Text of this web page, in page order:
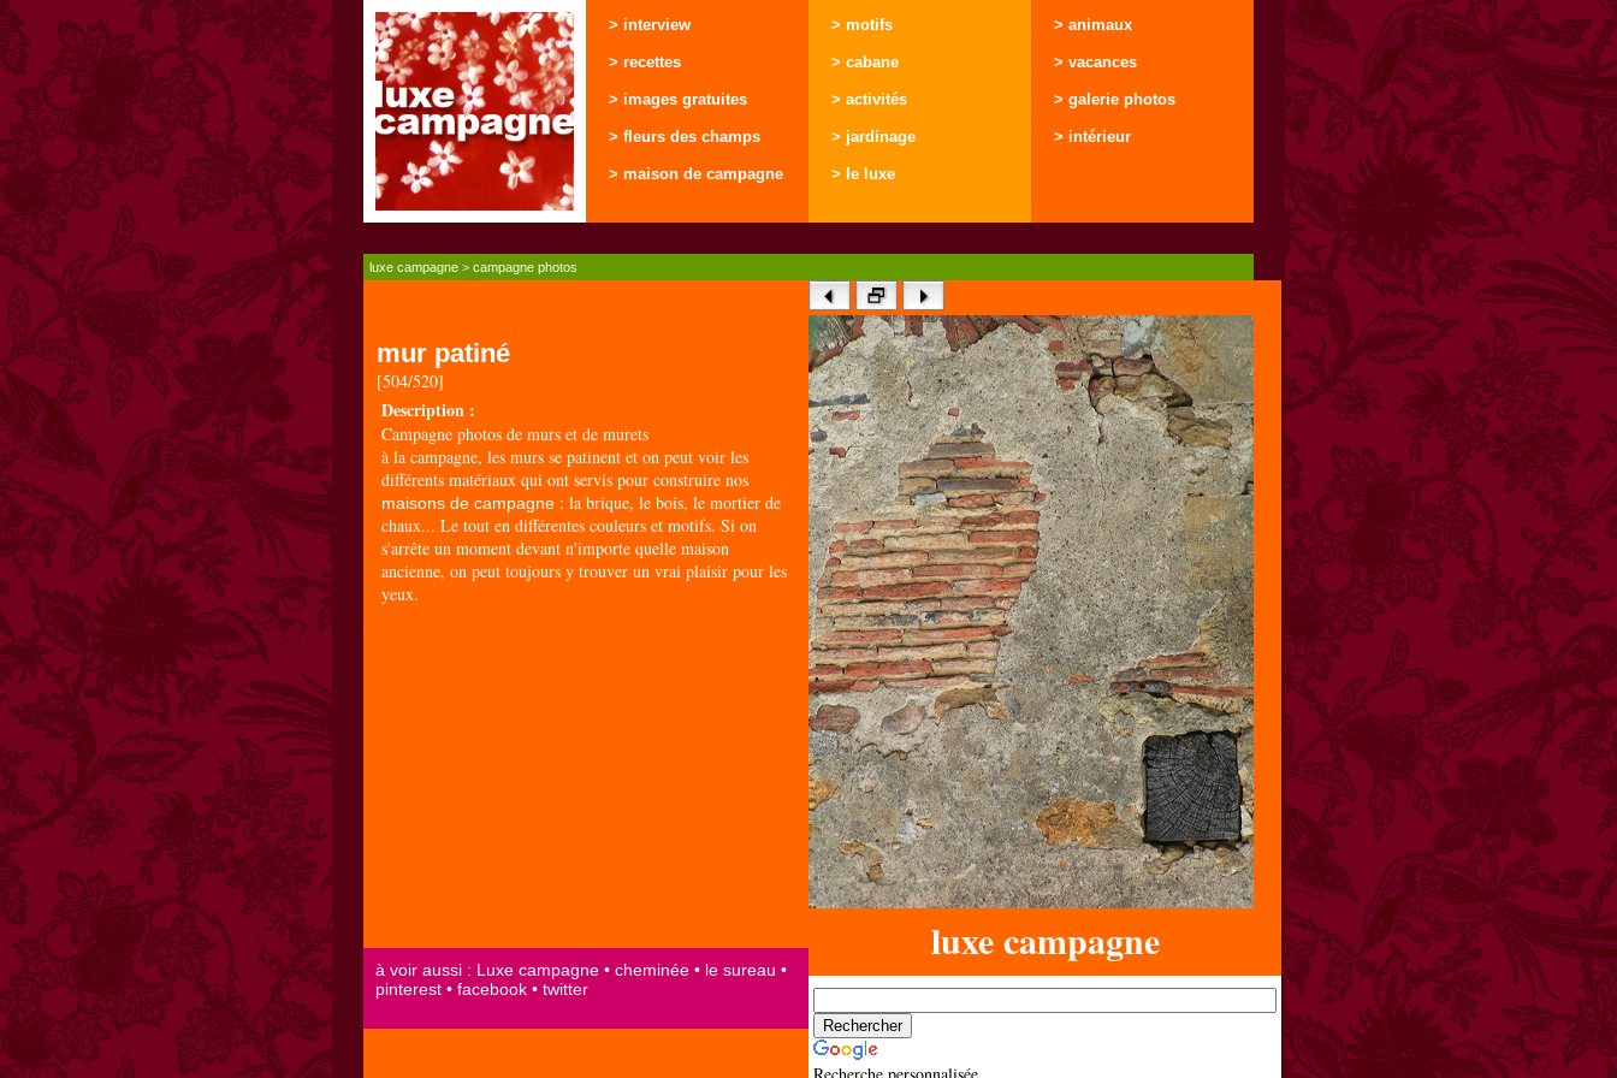
> interview
> recettes
> images gratuites
> fleurs des champs
> maison de campagne
> motifs
> cabane
> activités
> jardinage
> le luxe
> animaux
> vacances
> galerie photos
> intérieur
luxe campagne > campagne photos
mur patiné
[504/520]
Description :
Campagne photos de murs et de murets
à la campagne, les murs se patinent et on peut voir les
différents matériaux qui ont servis pour construire nos
maisons de campagne : la brique, le bois, le mortier de
chaux... Le tout en différentes couleurs et motifs. Si on
s'arrête un moment devant n'importe quelle maison
ancienne, on peut toujours y trouver un vrai plaisir pour les
yeux.
luxe campagne